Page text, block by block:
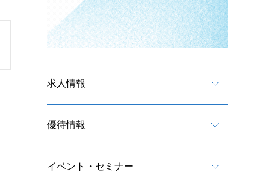
求人情報
優待情報
イベント・セミナー